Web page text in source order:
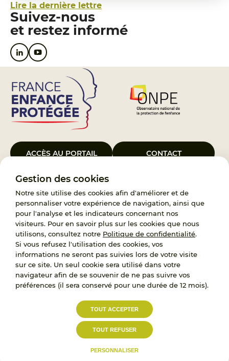
Gestion des cookies
Notre site utilise des cookies afin d'améliorer et de
personnaliser votre expérience de navigation, ainsi que
pour l'analyse et les indicateurs concernant nos
visiteurs. Pour en savoir plus sur les cookies que nous
utilisons, consultez notre Politique de confidentialité.
Si vous refusez l'utilisation des cookies, vos
informations ne seront pas suivies lors de votre visite
sur ce site. Un seul cookie sera utilisé dans votre
navigateur afin de se souvenir de ne pas suivre vos
préférences (il sera conservé pour une durée de 12 mois).
TOUT ACCEPTER
TOUT REFUSER
PERSONNALISER
Lire la dernière lettre
Suivez-nous
et restez informé
ACCÈS AU PORTAIL CONTACT
Le Groupement d’Intérêt Public France Enfance Protégée, créé le 5
janvier 2023, a pour objet d’assurer les missions de service public du
119, d’accompagnement des adoptants et de traitement des
demandes d’accès aux origines personnelles. France Enfance
Protégée est également un observatoire et une ressource pour
l’ensemble des professionnels, ainsi qu’un appui à l’élaboration de la
politique publique à travers le soutien à l’activité des conseils
nationaux.
RECRUTEMENT
L’État, les Départements et les Associations au
service de la prévention et de la protection de
l’enfance.
partiellement conforme
Politique de
confidentialité